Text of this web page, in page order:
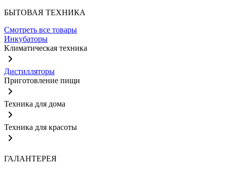
БЫТОВАЯ ТЕХНИКА
Смотреть все товары
Инкубаторы
Климатическая техника
Дистилляторы
Приготовление пищи
Техника для дома
Техника для красоты
ГАЛАНТЕРЕЯ